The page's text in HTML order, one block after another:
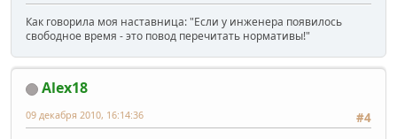
Как говорила моя наставница: "Если у инженера появилось
свободное время - это повод перечитать нормативы!"
Alex18
#4
09 декабря 2010, 16:14:36